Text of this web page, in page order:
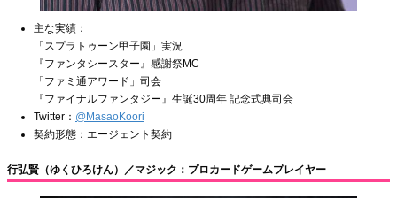
主な実績：
「スプラトゥーン甲子園」実況
『ファンタシースター』感謝祭MC
「ファミ通アワード」司会
『ファイナルファンタジー』生誕30周年 記念式典司会
Twitter： @MasaoKoori
契約形態：エージェント契約
行弘賢（ゆくひろけん）／マジック：プロカードゲームプレイヤー